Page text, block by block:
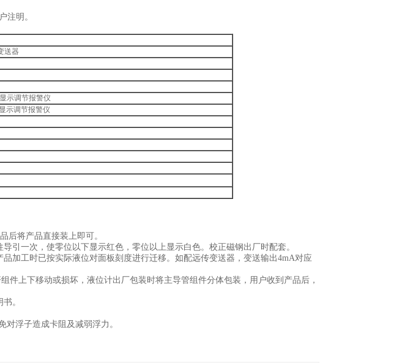
注明。
送器
示调节报警仪
示调节报警仪
后将产品直接装上即可。
引一次，使零位以下显示红色，零位以上显示白色。校正磁钢出厂时配套。
加工时已按实际液位对面板刻度进行迁移。如配远传变送器，变送输出4mA对应
件上下移动或损坏，液位计出厂包装时将主导管组件分体包装，用户收到产品后，
。
浮子造成卡阻及减弱浮力。